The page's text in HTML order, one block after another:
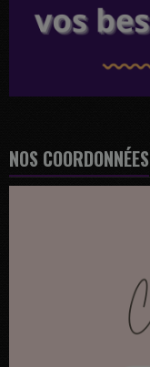
NOS COORDONNÉES